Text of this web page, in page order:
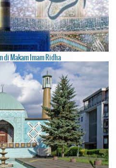
di Makam Imam Ridha